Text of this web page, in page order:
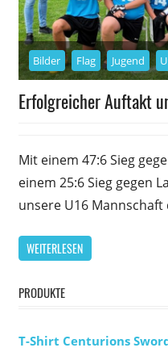
Bilder Flag Jugend
Erfolgreicher Auftakt
Mit einem 47:6 Sieg
einem 25:6 Sieg gegen
unsere U16 Mannschaft
WEITERLESEN
PRODUKTE
T-Shirt Centurions